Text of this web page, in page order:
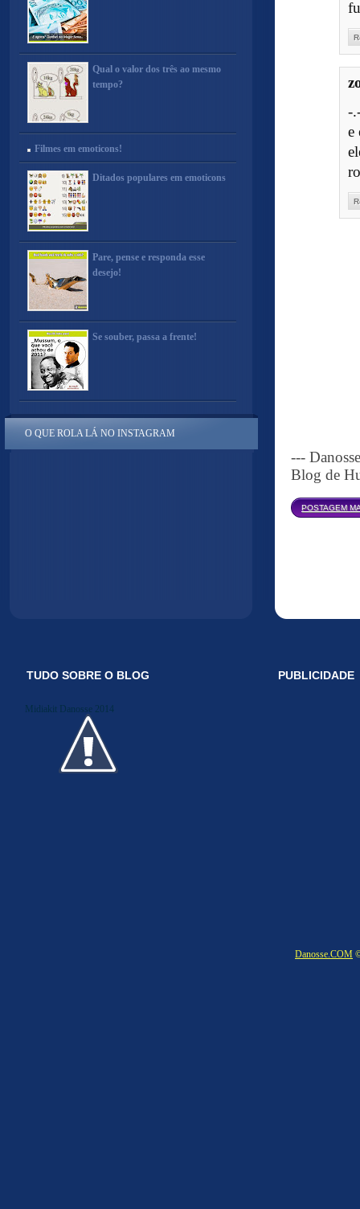
-
e
---
Blog de
POSTAGEM
Qual o valor dos três ao mesmo
tempo?
Filmes em emoticons!
Ditados populares em emoticons
Pare, pense e responda esse
desejo!
Se souber, passa a frente!
O QUE ROLA LÁ NO INSTAGRAM
TUDO SOBRE O BLOG
Midiakit Danosse 2014
PUBLICIDADE
Danosse.COM